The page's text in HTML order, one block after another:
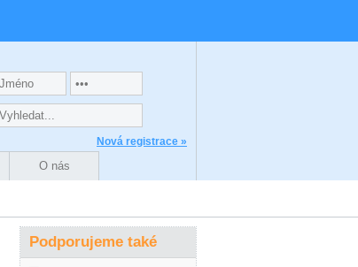
Nová registrace »
O nás
Podporujeme také